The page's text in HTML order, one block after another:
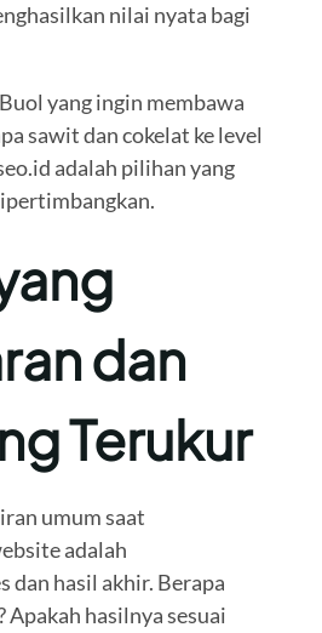
nilai nyata bagi
yang ingin membawa
sawit dan cokelat ke level
adalah pilihan yang
dan
Terukur
umum saat
adalah
dan hasil akhir. Berapa
Apakah hasilnya sesuai